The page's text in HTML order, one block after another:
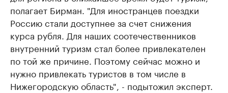
полагает Бирман. "Для иностранцев поездки
Россию стали доступнее за счет снижения
курса рубля. Для наших соотечественников
внутренний туризм стал более привлекателен
по той же причине. Поэтому сейчас можно и
нужно привлекать туристов в том числе в
Нижегородскую область", - подытожил эксперт.